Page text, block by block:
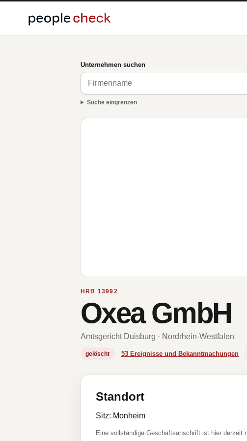
Unternehmen suchen
Suche eingrenzen
HRB 13992
Oxea GmbH
Amtsgericht Duisburg · Nordrhein-Westfalen
gelöscht 53 Ereignisse und Bekanntmachungen
Standort
Sitz: Monheim
Eine vollständige Geschäftsanschrift ist hier derzeit